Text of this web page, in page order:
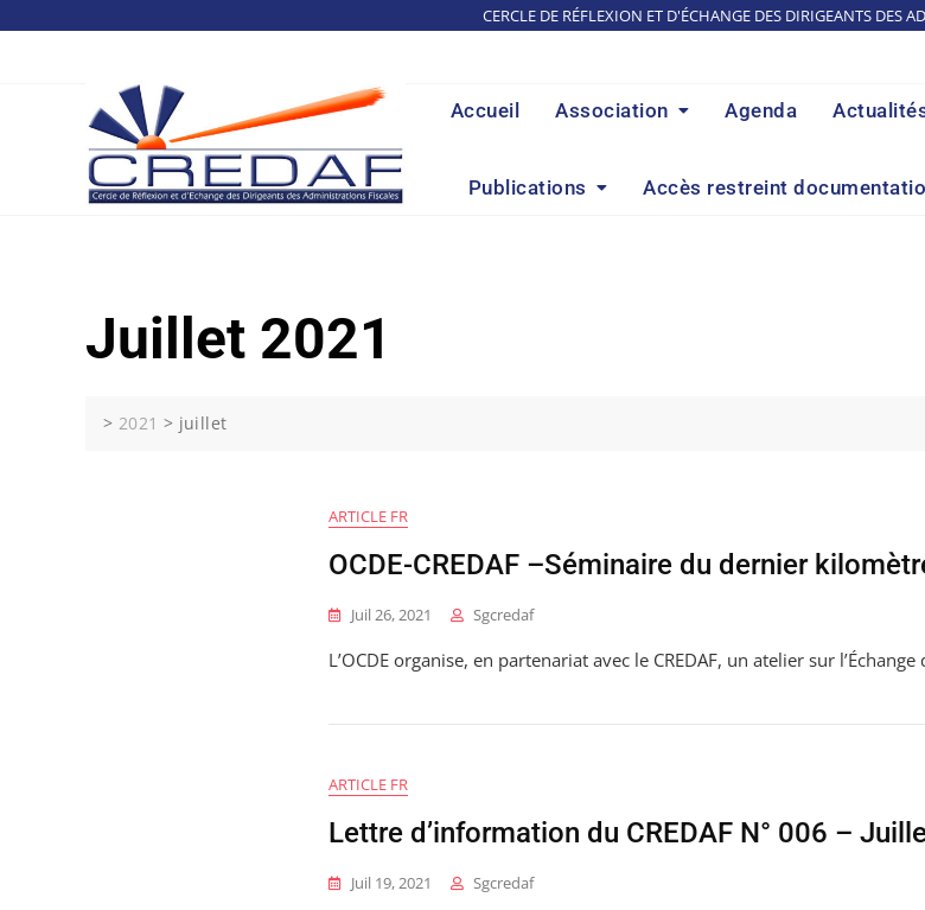
CERCLE DE RÉFLEXION ET D'ÉCHANGE DES DIRIGEANTS DES
Accueil Association Agenda
Publications Accès restreint
Juillet 2021
> 2021 > juillet
ARTICLE FR
OCDE-CREDAF –Séminaire du dernier
Juil 26, 2021 Sgcredaf
L’OCDE organise, en partenariat avec le CREDAF, un atelier sur
ARTICLE FR
Lettre d’information du CREDAF N° 006 –
Juil 19, 2021 Sgcredaf